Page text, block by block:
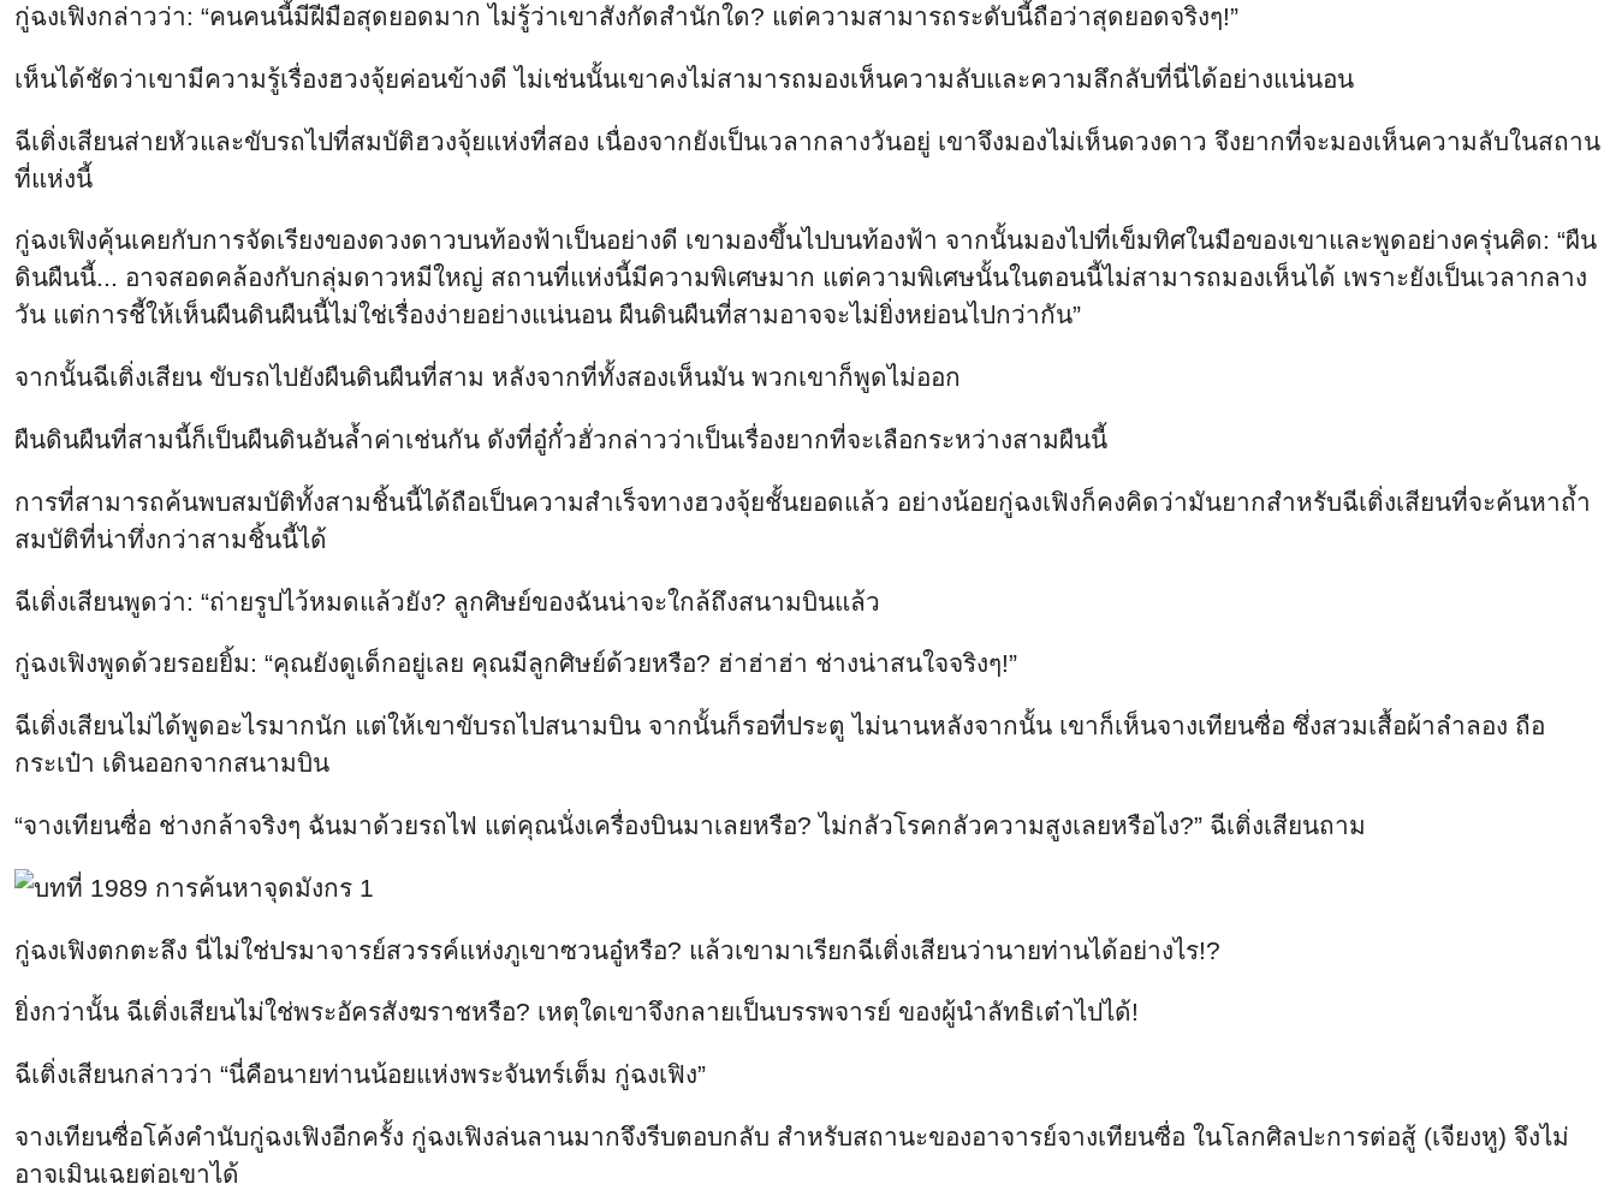
กู่ฉงเฟิงกล่าวว่า: “คนคนนี้มีฝีมือสุดยอดมาก ไม่รู้ว่าเขาสังกัดสำนักใด? แต่ความสามารถระดับนี้ถือว่าสุดยอดจริงๆ!”
เห็นได้ชัดว่าเขามีความรู้เรื่องฮวงจุ้ยค่อนข้างดี ไม่เช่นนั้นเขาคงไม่สามารถมองเห็นความลับและความลึกลับที่นี่ได้อย่างแน่นอน
ฉีเติ่งเสียนส่ายหัวและขับรถไปที่สมบัติฮวงจุ้ยแห่งที่สอง เนื่องจากยังเป็นเวลากลางวันอยู่ เขาจึงมองไม่เห็นดวงดาว จึงยากที่จะมองเห็นความลับในสถาน
ที่แห่งนี้
กู่ฉงเฟิงคุ้นเคยกับการจัดเรียงของดวงดาวบนท้องฟ้าเป็นอย่างดี เขามองขึ้นไปบนท้องฟ้า จากนั้นมองไปที่เข็มทิศในมือของเขาและพูดอย่างครุ่นคิด: “ผืน
ดินผืนนี้... อาจสอดคล้องกับกลุ่มดาวหมีใหญ่ สถานที่แห่งนี้มีความพิเศษมาก แต่ความพิเศษนั้นในตอนนี้ไม่สามารถมองเห็นได้ เพราะยังเป็นเวลากลาง
วัน แต่การชี้ให้เห็นผืนดินผืนนี้ไม่ใช่เรื่องง่ายอย่างแน่นอน ผืนดินผืนที่สามอาจจะไม่ยิ่งหย่อนไปกว่ากัน”
จากนั้นฉีเติ่งเสียน ขับรถไปยังผืนดินผืนที่สาม หลังจากที่ทั้งสองเห็นมัน พวกเขาก็พูดไม่ออก
ผืนดินผืนที่สามนี้ก็เป็นผืนดินอันล้ำค่าเช่นกัน ดังที่อู๋กั๋วฮั่วกล่าวว่าเป็นเรื่องยากที่จะเลือกระหว่างสามผืนนี้
การที่สามารถค้นพบสมบัติทั้งสามชิ้นนี้ได้ถือเป็นความสำเร็จทางฮวงจุ้ยชั้นยอดแล้ว อย่างน้อยกู่ฉงเฟิงก็คงคิดว่ามันยากสำหรับฉีเติ่งเสียนที่จะค้นหาถ้ำ
สมบัติที่น่าทึ่งกว่าสามชิ้นนี้ได้
ฉีเติ่งเสียนพูดว่า: “ถ่ายรูปไว้หมดแล้วยัง? ลูกศิษย์ของฉันน่าจะใกล้ถึงสนามบินแล้ว
กู่ฉงเฟิงพูดด้วยรอยยิ้ม: “คุณยังดูเด็กอยู่เลย คุณมีลูกศิษย์ด้วยหรือ? ฮ่าฮ่าฮ่า ช่างน่าสนใจจริงๆ!”
ฉีเติ่งเสียนไม่ได้พูดอะไรมากนัก แต่ให้เขาขับรถไปสนามบิน จากนั้นก็รอที่ประตู ไม่นานหลังจากนั้น เขาก็เห็นจางเทียนซื่อ ซึ่งสวมเสื้อผ้าลำลอง ถือ
กระเป๋า เดินออกจากสนามบิน